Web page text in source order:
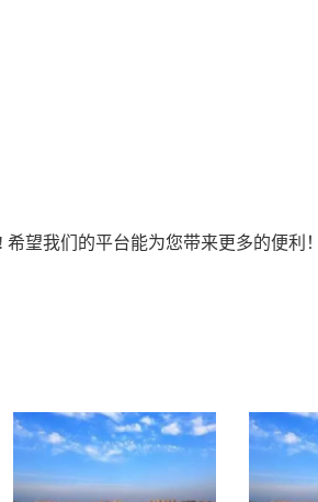
望我们的平台能为您带来更多的便利！